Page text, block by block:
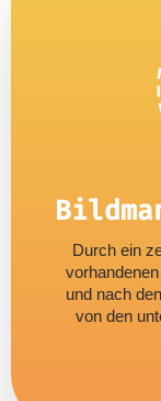
Durch ein
und nach
von den